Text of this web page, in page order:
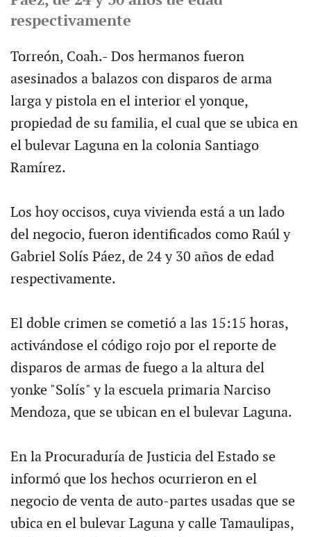
respectivamente
Torreón, Coah.- Dos hermanos fueron
asesinados a balazos con disparos de arma
larga y pistola en el interior el yonque,
propiedad de su familia, el cual que se ubica en
el bulevar Laguna en la colonia Santiago
Ramírez.
Los hoy occisos, cuya vivienda está a un lado
del negocio, fueron identificados como Raúl y
Gabriel Solís Páez, de 24 y 30 años de edad
respectivamente.
El doble crimen se cometió a las 15:15 horas,
activándose el código rojo por el reporte de
disparos de armas de fuego a la altura del
yonke "Solís" y la escuela primaria Narciso
Mendoza, que se ubican en el bulevar Laguna.
En la Procuraduría de Justicia del Estado se
informó que los hechos ocurrieron en el
negocio de venta de auto-partes usadas que se
ubica en el bulevar Laguna y calle Tamaulipas,